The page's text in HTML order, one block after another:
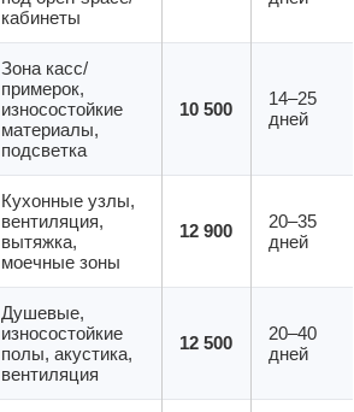
кабинеты
Зона касс/
примерок,
износостойкие
материалы,
подсветка
10 500
14–25
дней
Кухонные узлы,
вентиляция,
вытяжка,
моечные зоны
12 900
20–35
дней
Душевые,
износостойкие
полы, акустика,
вентиляция
12 500
20–40
дней